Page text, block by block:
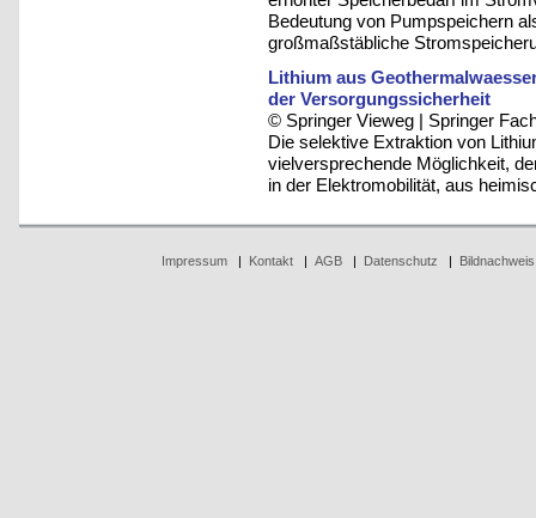
Bedeutung von Pumpspeichern
großmaßstäbliche
Lithium aus
der Versorgungssicherheit
© Springer Vieweg | Springer
Die selektive Extraktion von
vielversprechende Möglichkeit,
in der Elektromobilität, aus
Impressum| Kontakt| AGB| Datenschutz Bildnachweis